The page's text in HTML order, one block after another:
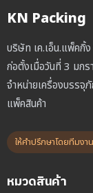
KN Packing
บริษัท เค.เอ็น.แพ็คกิ้
ก่อตั้งเมื่อวันที่ 3 มก
จำหน่ายเครื่องบรรจุ
แพ็คสินค้า
ให้คำปรึกษาโดยทีมงา
หมวดสินค้า